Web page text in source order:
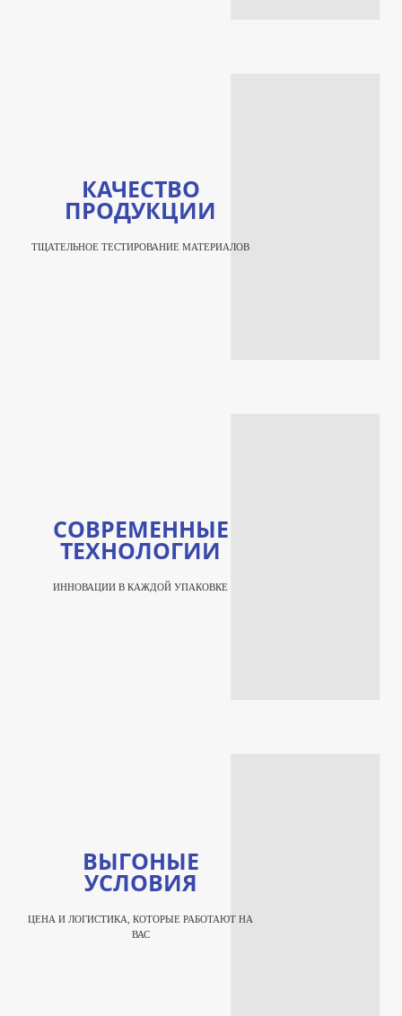
КАЧЕСТВО
ПРОДУКЦИИ
ТЩАТЕЛЬНОЕ ТЕСТИРОВАНИЕ МАТЕРИАЛОВ
СОВРЕМЕННЫЕ
ТЕХНОЛОГИИ
ИННОВАЦИИ В КАЖДОЙ УПАКОВКЕ
ВЫГОНЫЕ
УСЛОВИЯ
ЦЕНА И ЛОГИСТИКА, КОТОРЫЕ РАБОТАЮТ НА
ВАС